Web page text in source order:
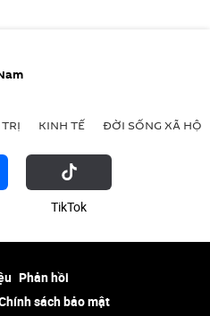
KINH TẾ ĐỜI SỐNG XÃ HỘI
ТikТоk
Phản hồi
sách bảo mật